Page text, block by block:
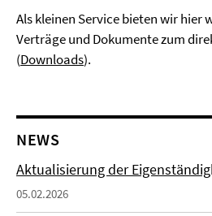
Als kleinen Service bieten wir hier
Verträge und Dokumente zum
(Downloads).
NEWS
Aktualisierung der
05.02.2026